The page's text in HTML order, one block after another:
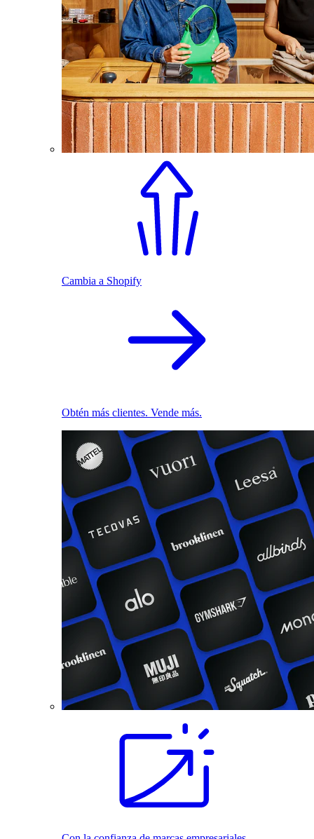
Cambia a Shopify
Obtén más clientes. Vende más.